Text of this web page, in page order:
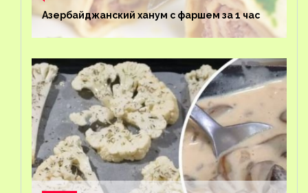
Азербайджанский ханум с фаршем за 1 час